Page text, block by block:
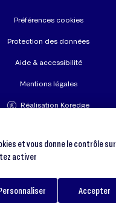
un club Boutique
Préférences cookies
Protection des données
Aide & accessibilité
Mentions légales
Réalisation Koredge
et vous donne le contrôle sur
activer
Accepter